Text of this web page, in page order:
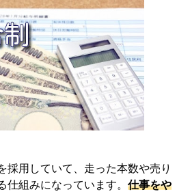
採用していて、走った本数や売り
仕組みになっています。 仕事をや